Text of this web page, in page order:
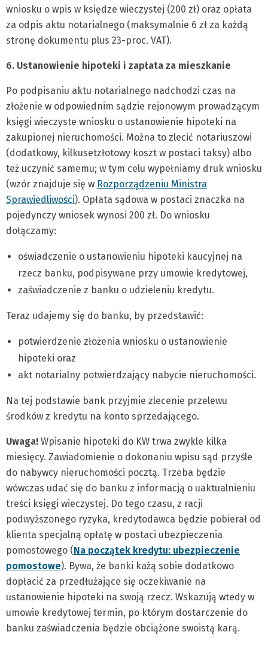
wniosku o wpis w księdze wieczystej (200 zł) oraz opłata
za odpis aktu notarialnego (maksymalnie 6 zł za każdą
stronę dokumentu plus 23-proc. VAT).
6. Ustanowienie hipoteki i zapłata za mieszkanie
Po podpisaniu aktu notarialnego nadchodzi czas na
złożenie w odpowiednim sądzie rejonowym prowadzącym
księgi wieczyste wniosku o ustanowienie hipoteki na
zakupionej nieruchomości. Można to zlecić notariuszowi
(dodatkowy, kilkusetzłotowy koszt w postaci taksy) albo
też uczynić samemu; w tym celu wypełniamy druk wniosku
(wzór znajduje się w Rozporządzeniu Ministra
Sprawiedliwości). Opłata sądowa w postaci znaczka na
pojedynczy wniosek wynosi 200 zł. Do wniosku
dołączamy:
oświadczenie o ustanowieniu hipoteki kaucyjnej na
rzecz banku, podpisywane przy umowie kredytowej,
zaświadczenie z banku o udzieleniu kredytu.
Teraz udajemy się do banku, by przedstawić:
potwierdzenie złożenia wniosku o ustanowienie
hipoteki oraz
akt notarialny potwierdzający nabycie nieruchomości.
Na tej podstawie bank przyjmie zlecenie przelewu
środków z kredytu na konto sprzedającego.
Uwaga! Wpisanie hipoteki do KW trwa zwykle kilka
miesięcy. Zawiadomienie o dokonaniu wpisu sąd przyśle
do nabywcy nieruchomości pocztą. Trzeba będzie
wówczas udać się do banku z informacją o uaktualnieniu
treści księgi wieczystej. Do tego czasu, z racji
podwyższonego ryzyka, kredytodawca będzie pobierał od
klienta specjalną opłatę w postaci ubezpieczenia
pomostowego (Na początek kredytu: ubezpieczenie
pomostowe). Bywa, że banki każą sobie dodatkowo
dopłacić za przedłużające się oczekiwanie na
ustanowienie hipoteki na swoją rzecz. Wskazują wtedy w
umowie kredytowej termin, po którym dostarczenie do
banku zaświadczenia będzie obciążone swoistą karą.